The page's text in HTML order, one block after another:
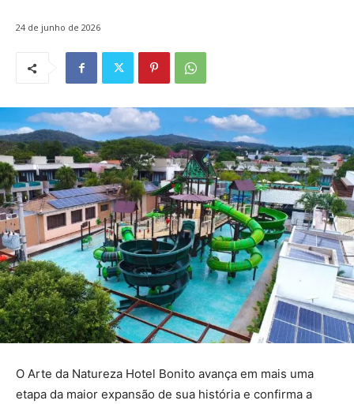
24 de junho de 2026
O Arte da Natureza Hotel Bonito avança em mais uma
etapa da maior expansão de sua história e confirma a